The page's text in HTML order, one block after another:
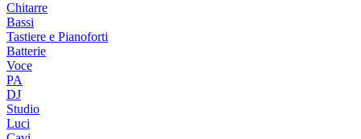
Chitarre
Bassi
Tastiere e Pianoforti
Batterie
Voce
PA
DJ
Studio
Luci